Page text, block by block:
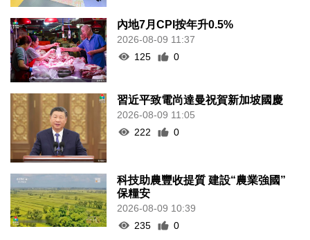
內地7月CPI按年升0.5%
2026-08-09 11:37
125
0
習近平致電尚達曼祝賀新加坡國慶
2026-08-09 11:05
222
0
科技助農豐收提質 建設“農業強國”
保糧安
2026-08-09 10:39
235
0